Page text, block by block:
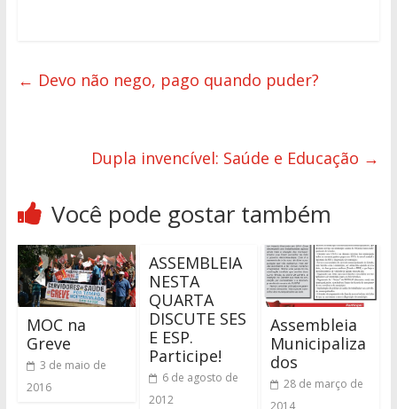
← Devo não nego, pago quando puder?
Dupla invencível: Saúde e Educação →
Você pode gostar também
MOC na
Greve
3 de maio de
2016
ASSEMBLEIA
NESTA
QUARTA
DISCUTE SES
E ESP.
Participe!
6 de agosto de
2012
Assembleia
Municipaliza
dos
28 de março de
2014